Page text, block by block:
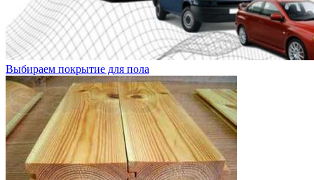
Выбираем покрытие для пола